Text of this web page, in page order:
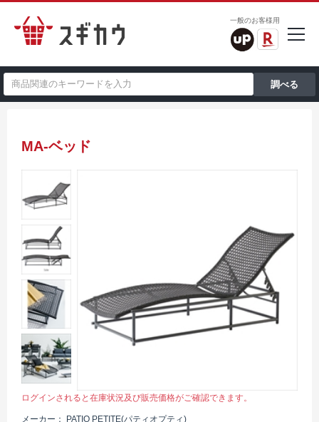
一般のお客様用
MA-ベッド
ログインされると在庫状況及び販売価格がご確認できます。
メーカー PATIO PETITE(パティオプティ)